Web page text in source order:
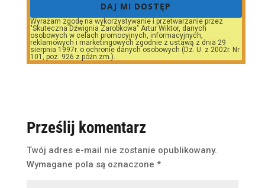
DAJ MI DOSTĘP
Wyrażam zgodę na wykorzystywanie i przetwarzanie przez
"Skuteczna Dźwignia Zarobkowa" Artur Wiktor, danych
osobowych w celach promocyjnych, informacyjnych,
reklamowych i marketingowych zgodnie z ustawą z dnia 29
sierpnia 1997r. o ochronie danych osobowych (Dz. U. z 2002r. Nr
101, poz. 926 z późn.zm.).
Prześlij komentarz
Twój adres e-mail nie zostanie opublikowany.
Wymagane pola są oznaczone *